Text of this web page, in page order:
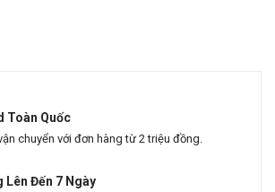
Toàn Quốc
chuyển với đơn hàng từ 2 triệu đồng.
Lên Đến 7 Ngày